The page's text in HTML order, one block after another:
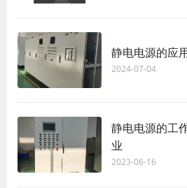
静电电源的应
2024-07-04
静电电源的工
业
2023-06-16